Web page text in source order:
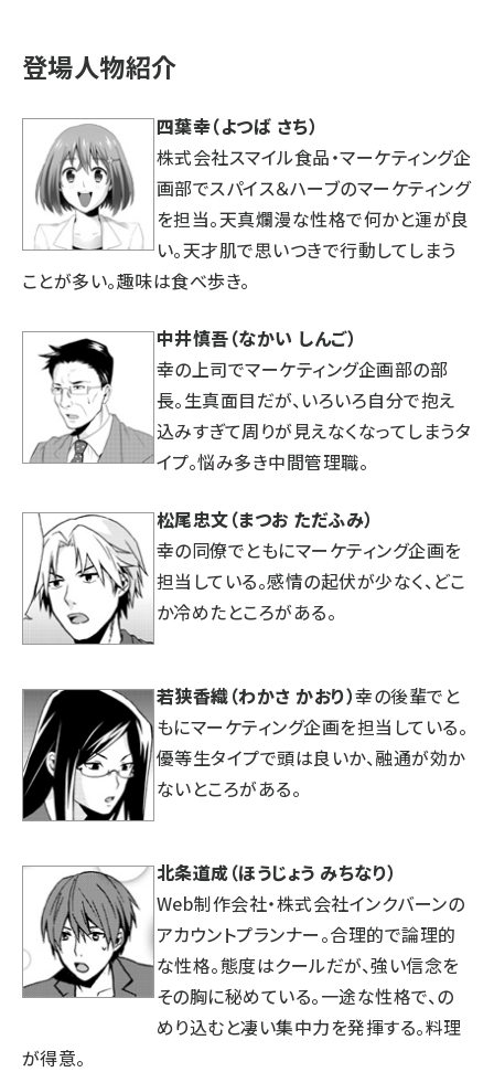
登場人物紹介
四葉幸（よつば さち）
株式会社スマイル食品・マーケティング企
画部でスパイス＆ハーブのマーケティング
を担当。天真爛漫な性格で何かと運が良
い。天才肌で思いつきで行動してしまう
ことが多い。趣味は食べ歩き。
中井慎吾（なかい しんご）
幸の上司でマーケティング企画部の部
長。生真面目だが、いろいろ自分で抱え
込みすぎて周りが見えなくなってしまうタ
イプ。悩み多き中間管理職。
松尾忠文（まつお ただふみ）
幸の同僚でともにマーケティング企画を
担当している。感情の起伏が少なく、どこ
か冷めたところがある。
若狭香織（わかさ かおり）幸の後輩でと
もにマーケティング企画を担当している。
優等生タイプで頭は良いか、融通が効か
ないところがある。
北条道成（ほうじょう みちなり）
Web制作会社・株式会社インクバーンの
アカウントプランナー。合理的で論理的
な性格。態度はクールだが、強い信念を
その胸に秘めている。一途な性格で、の
めり込むと凄い集中力を発揮する。料理
が得意。